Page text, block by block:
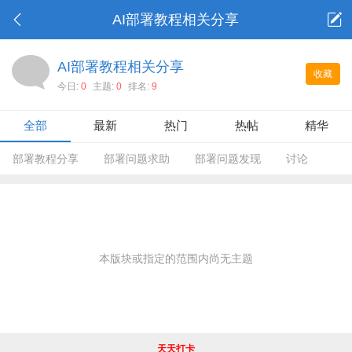
AI部署教程相关分享
收藏
AI部署教程相关分享
今日: 0 主题: 0 排名: 9
全部 最新 热门 热帖 精华
部署教程分享 部署问题求助 部署问题发现 讨论
本版块或指定的范围内尚无主题
天天打卡